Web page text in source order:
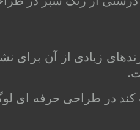
زیادی از آن برای
در طراحی حرفه ای